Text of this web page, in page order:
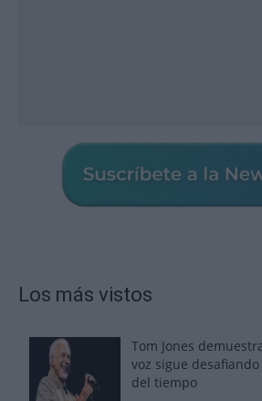
Los más vistos
Tom Jones
voz sigue
del tiempo